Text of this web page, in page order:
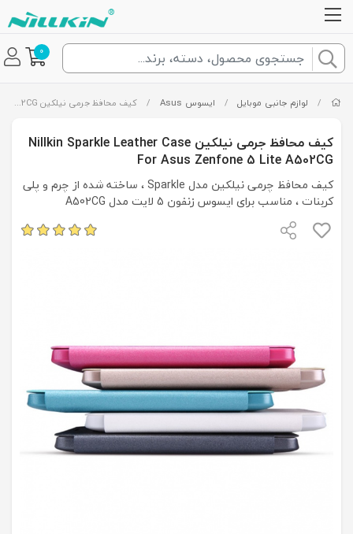
0
/ لوازم جانبی موبایل / ایسوس Asus / کیف محافظ جرمی نیلکین Nillkin Sparkle Leather Case For Asus Zenfone 5 Lite A502CG
کیف محافظ جرمی نیلکین Nillkin Sparkle Leather Case
For Asus Zenfone 5 Lite A502CG
کیف محافظ چرمی نیلکین مدل Sparkle ، ساخته شده از چرم و پلی
کربنات ، مناسب برای ایسوس زنفون 5 لایت مدل A502CG